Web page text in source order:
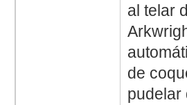
al telar
de
pudelar